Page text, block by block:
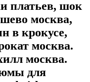
платьев, шок
москва,
в крокусе,
москва.
москва.
для